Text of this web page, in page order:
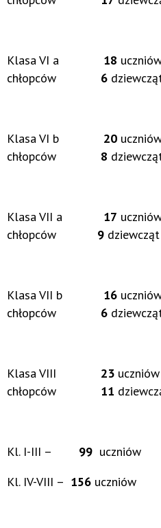
Klasa VI a 18
chłopców 6
Klasa VI b 20
chłopców 8
Klasa VII a 17
chłopców 9 dziewcząt
Klasa VII b 16
chłopców 6
Klasa VIII 23
chłopców 11
Kl. I-III – 99 uczniów
Kl. IV-VIII – 156 uczniów